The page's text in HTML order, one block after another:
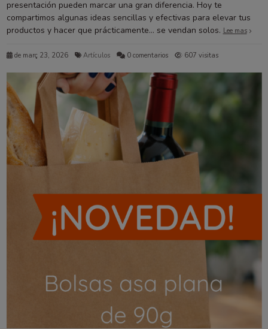
presentación pueden marcar una gran diferencia. Hoy te
compartimos algunas ideas sencillas y efectivas para elevar tus
productos y hacer que prácticamente… se vendan solos. Lee mas
de març 23, 2026 Artículos 0 comentarios 607 visitas